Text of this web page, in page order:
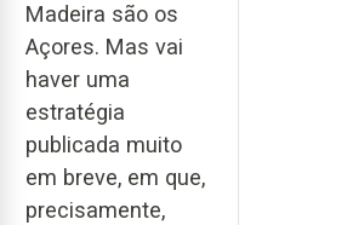
Madeira são os
Açores. Mas vai
haver uma
estratégia
publicada muito
em breve, em que,
precisamente,